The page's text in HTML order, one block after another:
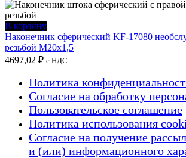
В корзину
Наконечник сферический KF-17080
резьбой M20x1,5
4697,02 ₽ с НДС
Политика
Согласие на обработку
Пользовательское соглашение
Политика использования
Согласие на получение
и (или) информационного